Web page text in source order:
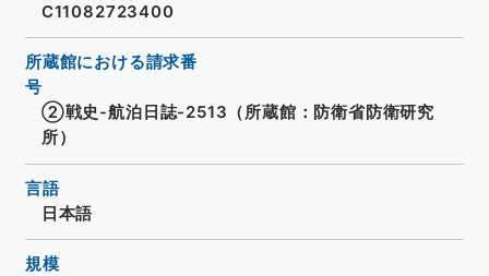
C11082723400
所蔵館における請求番
号
②戦史-航泊日誌-2513（所蔵館：防衛省防衛研究
所）
言語
日本語
規模